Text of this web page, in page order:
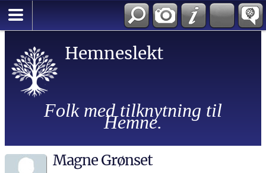
Hemneslekt
Folk med tilknytning til
Hemne.
Magne Grønset